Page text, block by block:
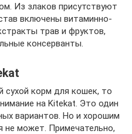
Из злаков присутствуют
включены витаминно-
трав и фруктов,
консерванты.
корм для кошек, то
на Kitekat. Это один
вариантов. Но и хорошим
не может. Примечательно,